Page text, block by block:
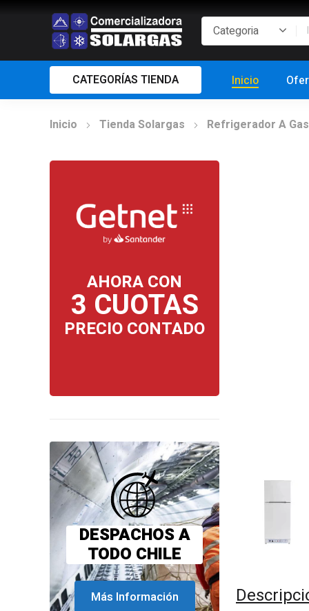
CATEGORÍAS TIENDA Inicio
Inicio Tienda Solargas Refrigerador A
AHORA CON
3 CUOTAS
PRECIO CONTADO
DESPACHOS A
TODO CHILE
Más Información